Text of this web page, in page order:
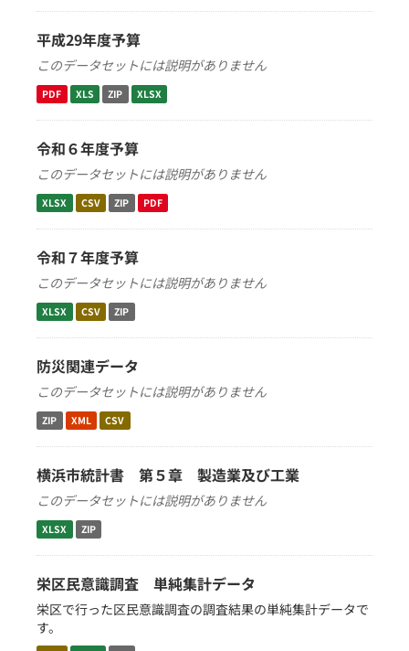
平成29年度予算
このデータセットには説明がありません
PDF XLS ZIP XLSX
令和６年度予算
このデータセットには説明がありません
XLSX CSV ZIP PDF
令和７年度予算
このデータセットには説明がありません
XLSX CSV ZIP
防災関連データ
このデータセットには説明がありません
ZIP XML CSV
横浜市統計書 第５章 製造業及び工業
このデータセットには説明がありません
XLSX ZIP
栄区民意識調査 単純集計データ
栄区で行った区民意識調査の調査結果の単純集計データで
す。